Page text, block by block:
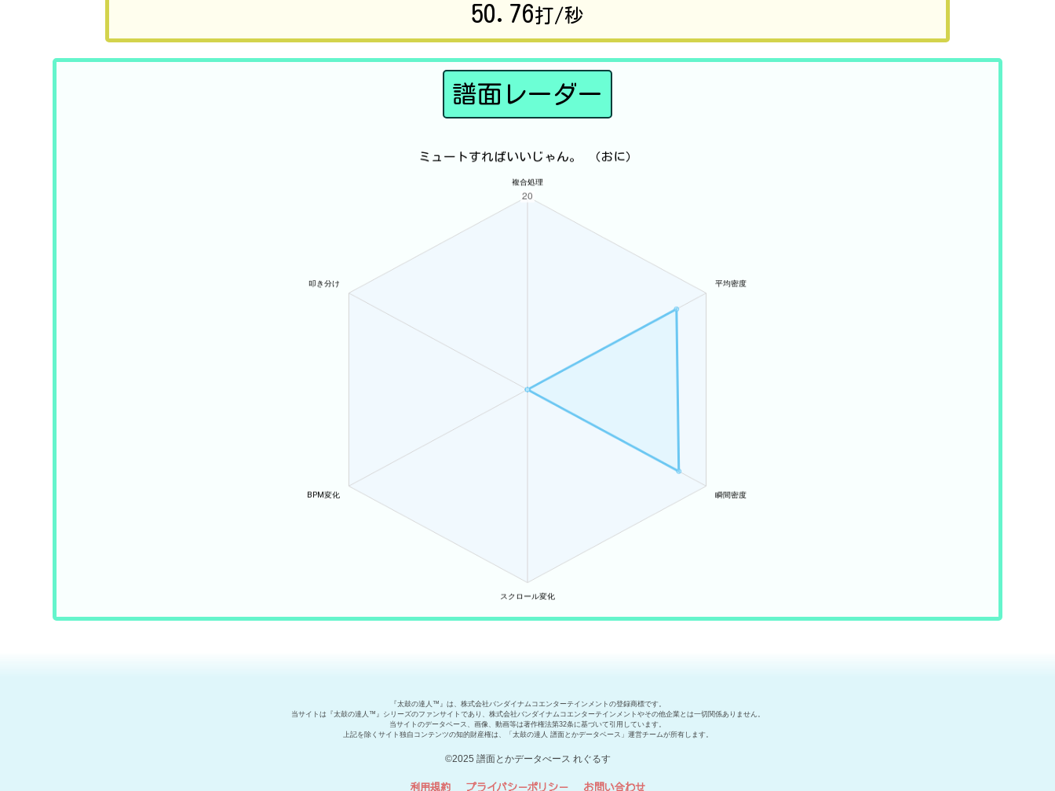
50.76打/秒
譜面レーダー
『太鼓の達人™』は、株式会社バンダイナムコエンターテインメントの登録商標です。
当サイトは『太鼓の達人™』シリーズのファンサイトであり、株式会社バンダイナムコエンターテインメントやその他企業とは一切関係ありません。
当サイトのデータベース、画像、動画等は著作権法第32条に基づいて引用しています。
上記を除くサイト独自コンテンツの知的財産権は、「太鼓の達人 譜面とかデータベース」運営チームが所有します。
©2025 譜面とかデータべース れぐるす
利用規約 プライバシーポリシー お問い合わせ